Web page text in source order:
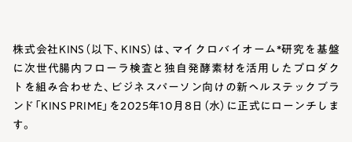
株式会社KINS（以下、KINS）は、マイクロバイオーム*研究を基盤
に次世代腸内フローラ検査と独自発酵素材を活用したプロダク
トを組み合わせた、ビジネスパーソン向けの新ヘルステックブラ
ンド「KINS PRIME」を2025年10月8日（水）に正式にローンチしま
す。